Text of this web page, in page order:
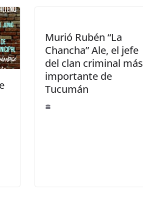
Murió Rubén “La
Chancha” Ale, el jefe
del clan criminal más
importante de
Tucumán